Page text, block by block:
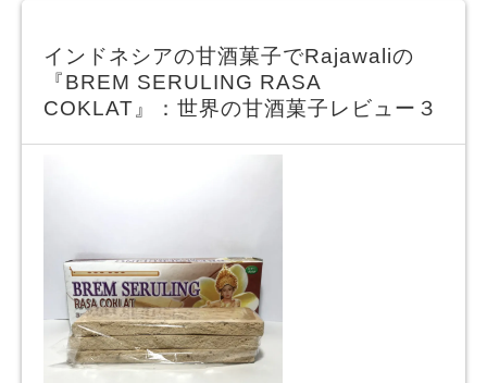
インドネシアの甘酒菓子でRajawaliの
『BREM SERULING RASA
COKLAT』：世界の甘酒菓子レビュー３